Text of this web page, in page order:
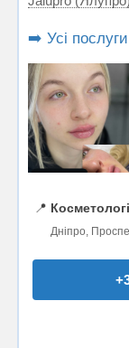
➡️ Усі
📍
Дніпро,